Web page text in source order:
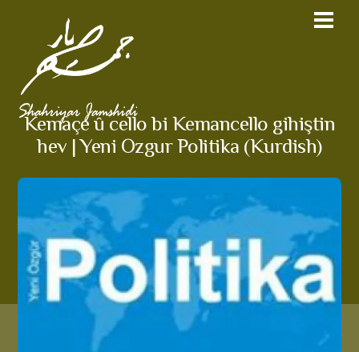
Kemaçe û cello bi Kemancello gihiştin
hev | Yeni Ozgur Politika (Kurdish)